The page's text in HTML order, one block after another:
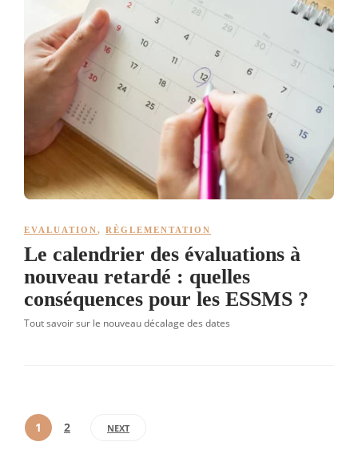
EVALUATION, RÈGLEMENTATION
Le calendrier des évaluations à
nouveau retardé : quelles
conséquences pour les ESSMS ?
Tout savoir sur le nouveau décalage des dates
1 2 NEXT